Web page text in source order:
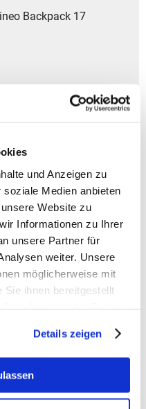
und Anzeigen zu
Medien anbieten
Website zu
Informationen zu Ihrer
unsere Partner für
weiter. Unsere
möglicherweise mit
Sie ihnen bereitgestellt
Details zeigen
Backpack 17
sicheren und
komfortables Tragen.
für
für
am Schultergurt
23 x 2,5 cm) schützt Ihr
von